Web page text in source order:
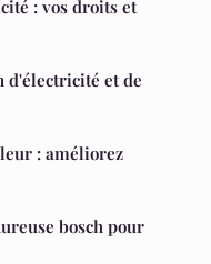
: vos droits et
d'électricité et de
: améliorez
bosch pour